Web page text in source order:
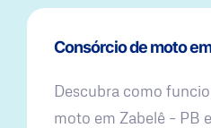
Consórcio de moto
Descubra como
moto em Zabelê – PB